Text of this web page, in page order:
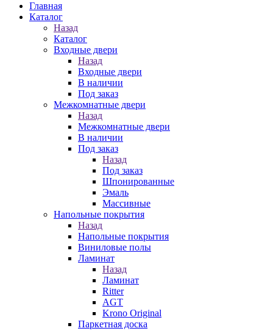
Главная
Каталог
Назад
Каталог
Входные двери
Назад
Входные двери
В наличии
Под заказ
Межкомнатные двери
Назад
Межкомнатные двери
В наличии
Под заказ
Назад
Под заказ
Шпонированные
Эмаль
Массивные
Напольные покрытия
Назад
Напольные покрытия
Виниловые полы
Ламинат
Назад
Ламинат
Ritter
AGT
Krono Original
Паркетная доска